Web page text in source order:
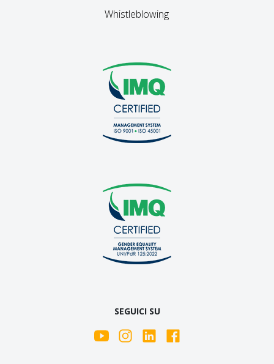
Whistleblowing
SEGUICI SU